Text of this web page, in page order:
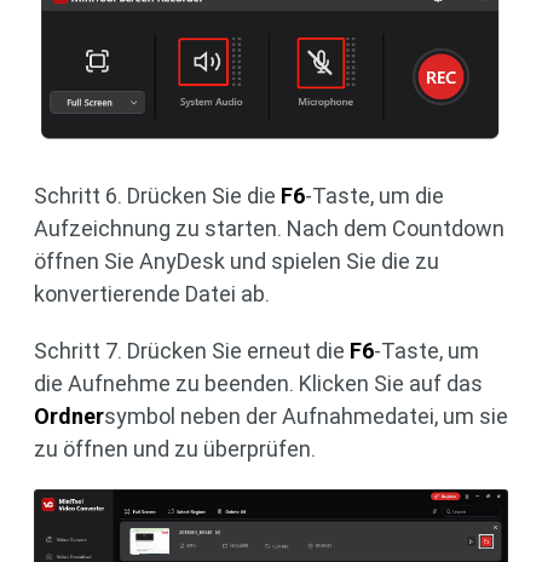
Schritt 6. Drücken Sie die F6-Taste, um die
Aufzeichnung zu starten. Nach dem Countdown
öffnen Sie AnyDesk und spielen Sie die zu
konvertierende Datei ab.
Schritt 7. Drücken Sie erneut die F6-Taste, um
die Aufnehme zu beenden. Klicken Sie auf das
Ordnersymbol neben der Aufnahmedatei, um sie
zu öffnen und zu überprüfen.